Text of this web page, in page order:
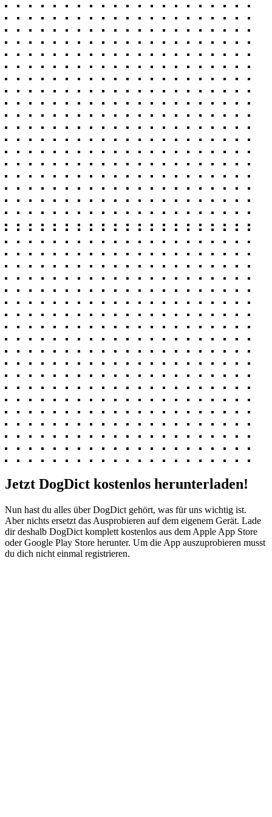
Jetzt DogDict kostenlos herunterladen!
Nun hast du alles über DogDict gehört, was für uns wichtig ist.
Aber nichts ersetzt das Ausprobieren auf dem eigenem Gerät. Lade
dir deshalb DogDict komplett kostenlos aus dem Apple App Store
oder Google Play Store herunter. Um die App auszuprobieren musst
du dich nicht einmal registrieren.